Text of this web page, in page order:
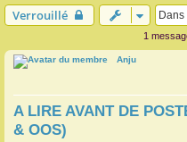
Verrouillé
1
Anju
A LIRE AVANT DE
& OOS)